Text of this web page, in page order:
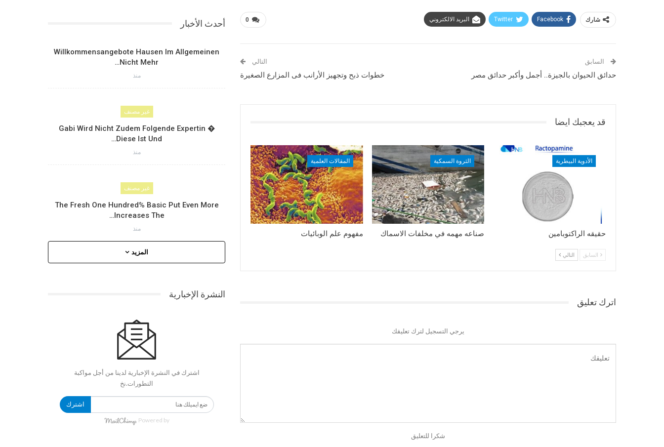
0 شارك Facebook
Twitter البريد الالكتروني
السابق
حدائق الحيوان بالجيزة.. أجمل وأكبر حدائق مصر
التالي
خطوات ذبح وتجهيز الأرانب فى المزارع الصغيرة
قد يعجبك ايضا
الأدوية البيطرية
حقيقه الراكتوبامين
الثروة السمكية
صناعه مهمه في مخلفات الاسماك
المقالات العلمية
مفهوم علم الوبائيات
السابق التالي
اترك تعليق
يرجي التسجيل لترك تعليقك
شكرا للتعليق
أحدث الأخبار
Willkommensangebote Hausen Im Allgemeinen
Nicht Mehr…
منذ
غير مصنف
Gabi Wird Nicht Zudem Folgende Expertin �
Diese Ist Und…
منذ
غير مصنف
The Fresh One Hundred% Basic Put Even More
Increases The…
منذ
المزيد
النشرة الإخبارية
اشترك في النشرة الإخبارية لدينا من أجل مواكبة
التطورات.نخ
اشترك
Powered by